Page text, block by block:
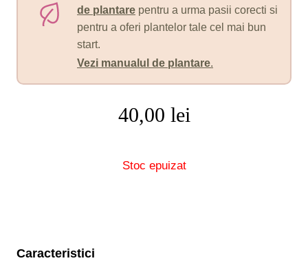
de plantare pentru a urma pasii corecti si
pentru a oferi plantelor tale cel mai bun
start.
Vezi manualul de plantare.
40,00 lei
Stoc epuizat
Caracteristici